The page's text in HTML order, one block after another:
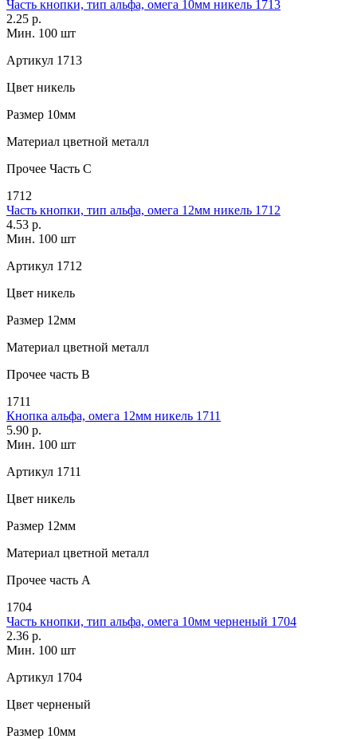
Часть кнопки, тип альфа, омега 10мм никель 1713
2.25 р.
Мин. 100 шт
Артикул 1713
Цвет никель
Размер 10мм
Материал цветной металл
Прочее Часть С
1712
Часть кнопки, тип альфа, омега 12мм никель 1712
4.53 р.
Мин. 100 шт
Артикул 1712
Цвет никель
Размер 12мм
Материал цветной металл
Прочее часть В
1711
Кнопка альфа, омега 12мм никель 1711
5.90 р.
Мин. 100 шт
Артикул 1711
Цвет никель
Размер 12мм
Материал цветной металл
Прочее часть A
1704
Часть кнопки, тип альфа, омега 10мм черненый 1704
2.36 р.
Мин. 100 шт
Артикул 1704
Цвет черненый
Размер 10мм